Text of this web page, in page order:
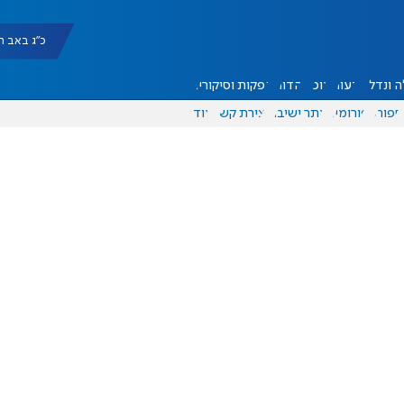
כ"ג באב תשפ"ו
ונדל"ן דעות אוכל יהדות הפקות וסיקורים
ספורט פורומים אתר ישיבה יצירת קשר עוד